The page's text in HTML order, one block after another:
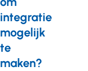
integratie
mogelijk
te
maken?